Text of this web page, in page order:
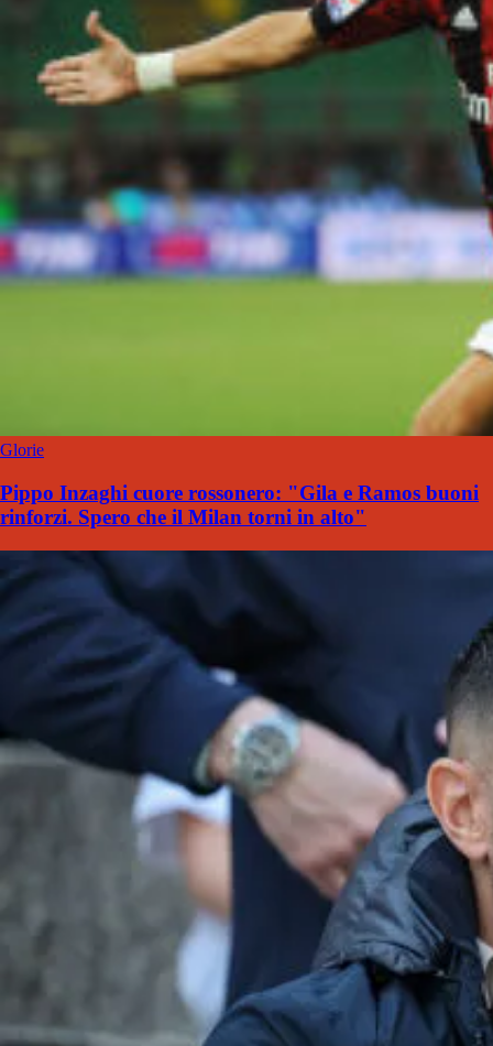
Glorie
Pippo Inzaghi cuore rossonero: "Gila e Ramos buoni
rinforzi. Spero che il Milan torni in alto"